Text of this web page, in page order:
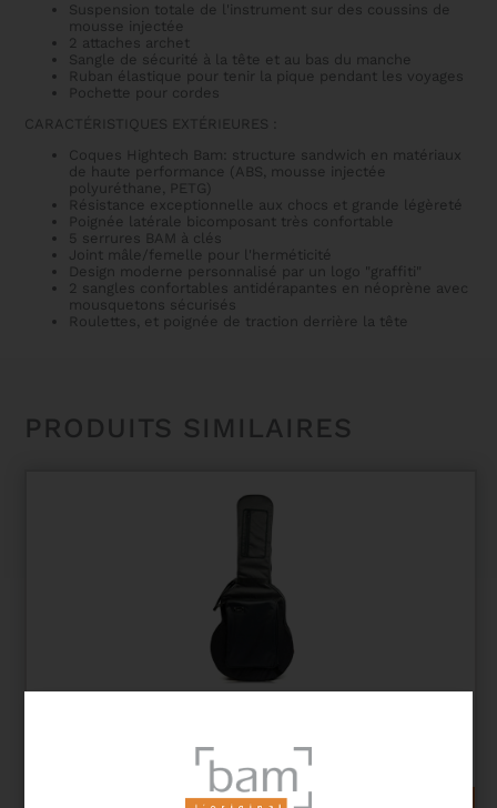
Suspension totale de l'instrument sur des coussins de
mousse injectée
2 attaches archet
Sangle de sécurité à la tête et au bas du manche
Ruban élastique pour tenir la pique pendant les voyages
Pochette pour cordes
CARACTÉRISTIQUES EXTÉRIEURES :
Coques Hightech Bam: structure sandwich en matériaux
de haute performance (ABS, mousse injectée
polyuréthane, PETG)
Résistance exceptionnelle aux chocs et grande légèreté
Poignée latérale bicomposant très confortable
5 serrures BAM à clés
Joint mâle/femelle pour l'herméticité
Design moderne personnalisé par un logo "graffiti"
2 sangles confortables antidérapantes en néoprène avec
mousquetons sécurisés
Roulettes, et poignée de traction derrière la tête
PRODUITS SIMILAIRES
367,00€